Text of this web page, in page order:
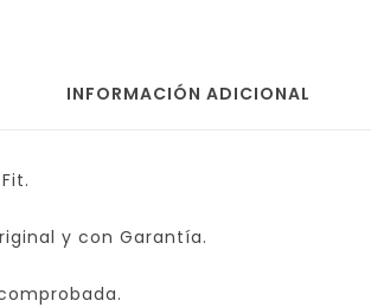
INFORMACIÓN ADICIONAL
y con Garantía.